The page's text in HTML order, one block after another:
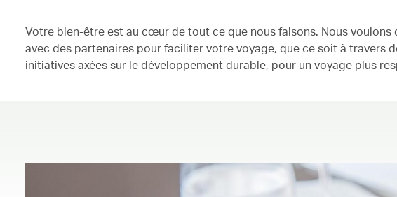
Votre bien-être est au cœur de tout ce que nous faisons. Nous
avec des partenaires pour faciliter votre voyage, que ce soit à travers
initiatives axées sur le développement durable, pour un voyage plus